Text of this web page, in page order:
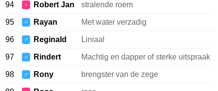
94 ♀ Robert Jan stralende roem
95 ♂ Rayan Met water verzadig
96 ♂ Reginald Liniaal
97 ♂ Rindert Machtig en dapper of sterke uitspraak
98 ♂ Rony brengster van de zege